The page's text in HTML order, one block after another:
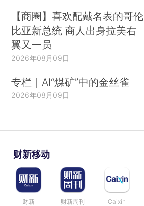
【商圈】喜欢配戴名表的哥伦
比亚新总统 商人出身拉美右
翼又一员
2026年08月09日
专栏｜AI“煤矿”中的金丝雀
2026年08月09日
财新移动
财新 财新周刊 Caixin